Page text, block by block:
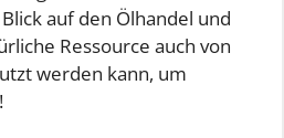
auf den Ölhandel und
Ressource auch von
werden kann, um